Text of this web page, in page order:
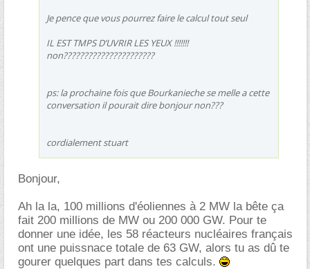
Je pence que vous pourrez faire le calcul tout seul
IL EST TMPS D’UVRIR LES YEUX !!!!!!!
non??????????????????????
ps: la prochaine fois que Bourkanieche se melle a cette
conversation il pourait dire bonjour non???
cordialement stuart
Bonjour,
Ah la la, 100 millions d'éoliennes à 2 MW la bête ça
fait 200 millions de MW ou 200 000 GW. Pour te
donner une idée, les 58 réacteurs nucléaires français
ont une puissnace totale de 63 GW, alors tu as dû te
gourer quelques part dans tes calculs.